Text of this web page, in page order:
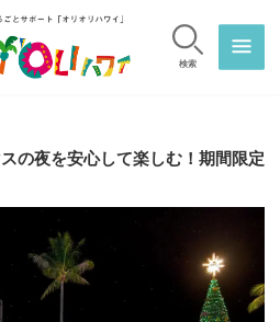
検索
の夜を安心して楽しむ！期間限定